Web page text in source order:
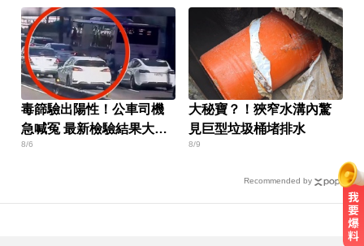
毒篩驗出陽性！公車司機
急喊冤 最新檢驗結果大逆
轉
8/6
大秘寶？！狹窄水溝內驚
見巨型垃圾桶堵排水
8/9
Recommended by